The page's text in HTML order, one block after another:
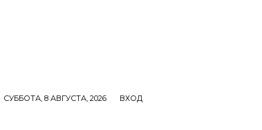
СУББОТА, 8 АВГУСТА, 2026 ВХОД